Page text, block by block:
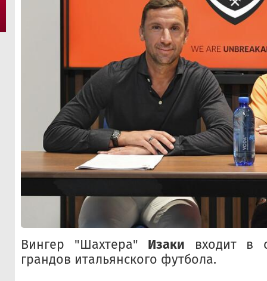
Вингер "Шахтера" Изаки входит в
грандов итальянского футбола.